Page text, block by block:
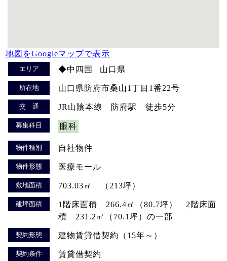
地図をGoogleマップで表示
エリア ◆中四国 | 山口県
所在地 山口県防府市桑山1丁目1番22号
交 通 JR山陰本線 防府駅 徒歩5分
募集科目 眼科
物件種別 自社物件
物件形態 医療モール
敷地面積 703.03㎡ （213坪）
建坪面積
1階床面積 266.4㎡（80.7坪） 2階床面
積 231.2㎡（70.1坪）の一部
契約形態 建物賃貸借契約（15年～）
契約条件
賃貸借契約